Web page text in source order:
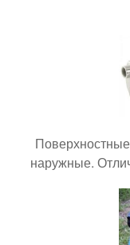
наружные.